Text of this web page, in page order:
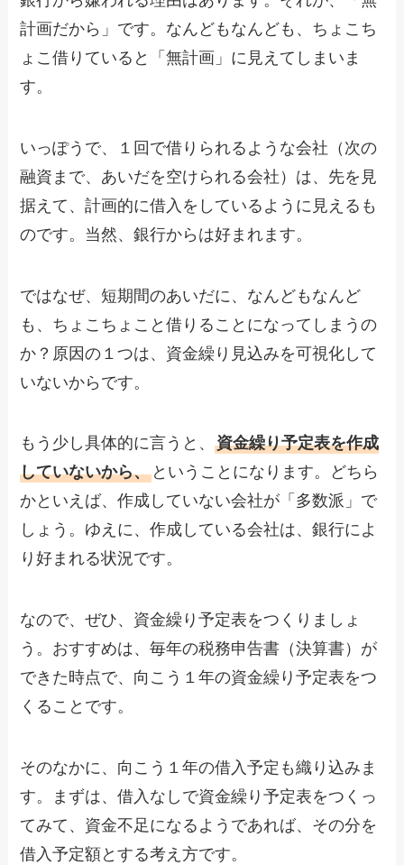
計画だから」です。なんどもなんども、ちょこち
ょこ借りていると「無計画」に見えてしまいま
す。
いっぽうで、１回で借りられるような会社（次の
融資まで、あいだを空けられる会社）は、先を見
据えて、計画的に借入をしているように見えるも
のです。当然、銀行からは好まれます。
ではなぜ、短期間のあいだに、なんどもなんど
も、ちょこちょこと借りることになってしまうの
か？原因の１つは、資金繰り見込みを可視化して
いないからです。
もう少し具体的に言うと、資金繰り予定表を作成
していないから、 ということになります。どちら
かといえば、作成していない会社が「多数派」で
しょう。ゆえに、作成している会社は、銀行によ
り好まれる状況です。
なので、ぜひ、資金繰り予定表をつくりましょ
う。おすすめは、毎年の税務申告書（決算書）が
できた時点で、向こう１年の資金繰り予定表をつ
くることです。
そのなかに、向こう１年の借入予定も織り込みま
す。まずは、借入なしで資金繰り予定表をつくっ
てみて、資金不足になるようであれば、その分を
借入予定額とする考え方です。